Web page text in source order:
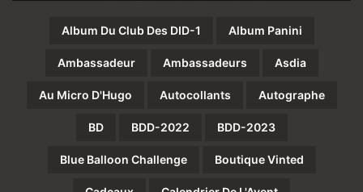
Album Du Club Des DID-1 Album Panini
Ambassadeur Ambassadeurs Asdia
Au Micro D'Hugo Autocollants Autographe
BD BDD-2022 BDD-2023
Blue Balloon Challenge Boutique Vinted